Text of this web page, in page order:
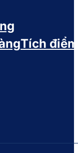
Tích điểm